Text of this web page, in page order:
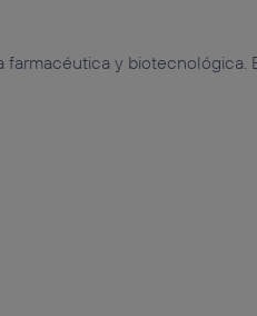
y biotecnológica.